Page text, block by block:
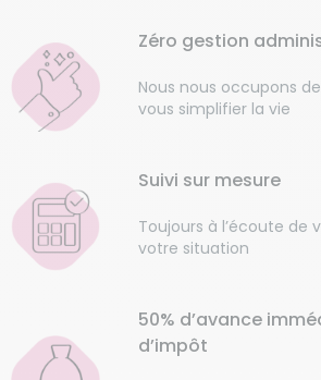
Zéro gestion
Nous nous occupons
vous simplifier la vie
Suivi sur mesure
Toujours à l’écoute de
votre situation
50% d’avance
d’impôt